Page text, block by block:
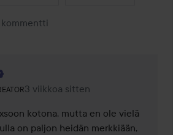
kommentti
Lyko Creator.
3 viikkoa sitten
Kommentti lisättiin 3 viikkoa
kotona, mutta en ole vielä
on paljon heidän merkkiään,